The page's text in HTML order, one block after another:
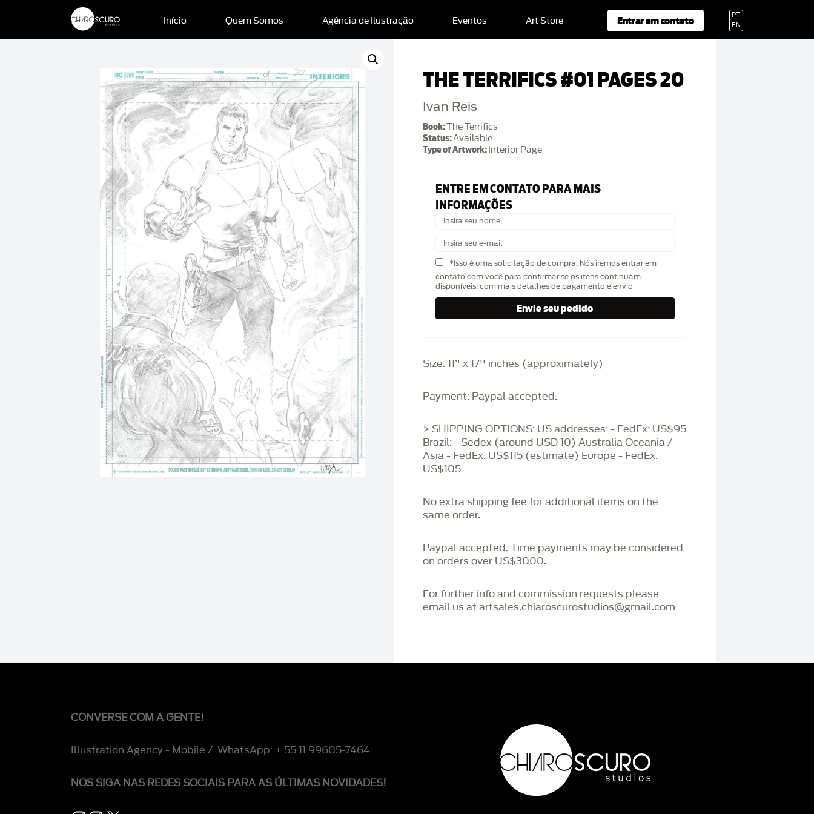
Início Quem Somos Agência de Ilustração Eventos Art Store Entrar em contato
PT
EN
THE TERRIFICS #01 PAGES 20
Ivan Reis
Book:The Terrifics
Status:Available
Type of Artwork: Interior Page
ENTRE EM CONTATO PARA MAIS
INFORMAÇÕES
*Isso é uma solicitação de compra. Nós iremos entrar em
contato com você para confirmar se os itens continuam
disponíveis, com mais detalhes de pagamento e envio
Size: 11’' x 17'' inches (approximately)
Payment: Paypal accepted.
> SHIPPING OPTIONS: US addresses: - FedEx: US$95
Brazil: - Sedex (around USD 10) Australia Oceania /
Asia - FedEx: US$115 (estimate) Europe - FedEx:
US$105
No extra shipping fee for additional items on the
same order.
Paypal accepted. Time payments may be considered
on orders over US$3000.
For further info and commission requests please
email us at artsales.chiaroscurostudios@gmail.com
CONVERSE COM A GENTE!
Illustration Agency - Mobile / WhatsApp: + 55 11 99605-7464
NOS SIGA NAS REDES SOCIAIS PARA AS ÚLTIMAS NOVIDADES!